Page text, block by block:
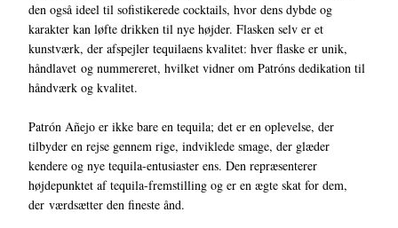
den også ideel til sofistikerede cocktails, hvor dens dybde og
karakter kan løfte drikken til nye højder. Flasken selv er et
kunstværk, der afspejler tequilaens kvalitet: hver flaske er unik,
håndlavet og nummereret, hvilket vidner om Patróns dedikation til
håndværk og kvalitet.
Patrón Añejo er ikke bare en tequila; det er en oplevelse, der
tilbyder en rejse gennem rige, indviklede smage, der glæder
kendere og nye tequila-entusiaster ens. Den repræsenterer
højdepunktet af tequila-fremstilling og er en ægte skat for dem,
der værdsætter den fineste ånd.